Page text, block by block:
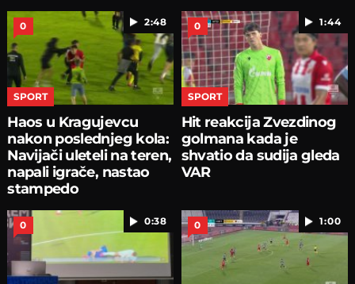
2:48
0
SPORT
Haos u Kragujevcu
nakon poslednjeg kola:
Navijači uleteli na teren,
napali igrače, nastao
stampedo
1:44
0
SPORT
Hit reakcija Zvezdinog
golmana kada je
shvatio da sudija gleda
VAR
0:38
0 1:00
0